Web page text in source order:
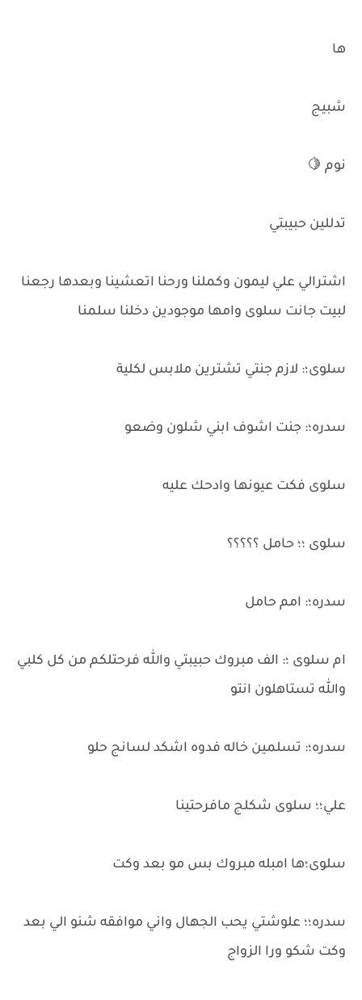
ها
شبيج
نوم 🍋
تدللين حبيبتي
اشترالي علي ليمون وكملنا ورحنا اتعشينا وبعدها رجعنا
لبيت جانت سلوى وامها موجودين دخلنا سلمنا
سلوى؛: لازم جنتي تشترين ملابس لكلية
سدره؛: جنت اشوف ابني شلون وضعو
سلوى فكت عيونها وادحك عليه
سلوى ؛؛ حامل ؟؟؟؟؟
سدره؛: امم حامل
ام سلوى ؛: الف مبروك حبيبتي والله فرحتلكم من كل كلبي
والله تستاهلون انتو
سدره؛: تسلمين خاله فدوه اشكد لسانج حلو
علي؛؛ سلوى شكلج مافرحتينا
سلوى؛ها امبله مبروك بس مو بعد وكت
سدره؛؛ علوشتي يحب الجهال واني موافقه شنو الي بعد
وكت شكو ورا الزواج